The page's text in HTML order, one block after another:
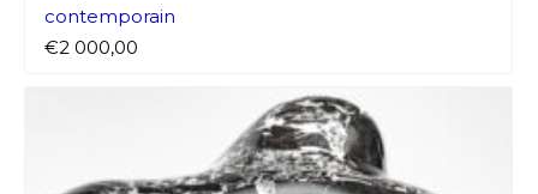
contemporain
€2 000,00